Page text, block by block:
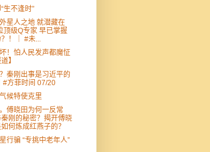
生不逢时”
星人之地 就潜藏在
顶级Q专家 早已掌握
！｜ #未...
！怕人民发声都魔怔
】
秦刚出事是习近平的
#方菲时间 07/20
候特使克里
傅晓田为何一反常
刚的秘密？揭开傅晓
何炼成红燕子的？
行骗 “专挑中老年人”